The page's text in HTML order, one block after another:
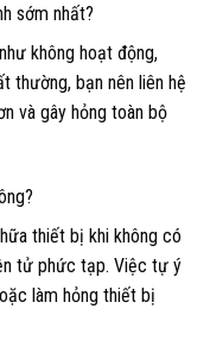
sớm nhất?
không hoạt động,
thường, bạn nên liên hệ
và gây hỏng toàn bộ
thiết bị khi không có
tử phức tạp. Việc tự ý
làm hỏng thiết bị